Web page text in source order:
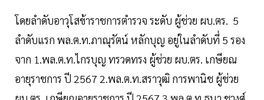
โดยลำดับอาวุโสข้าราชการตำรวจ ระดับ ผู้ช่วย ผบ.ตร. 5
ลำดับแรก พล.ต.ท.ภาณุรัตน์ หลักบุญ อยู่ในลำดับที่ 5 รอง
จาก 1.พล.ต.ท.ไกรบุญ ทรวดทรง ผู้ช่วย ผบ.ตร. เกษียณ
อายุราชการ ปี 2567 2.พล.ต.ท.สราวุฒิ การพานิช ผู้ช่วย